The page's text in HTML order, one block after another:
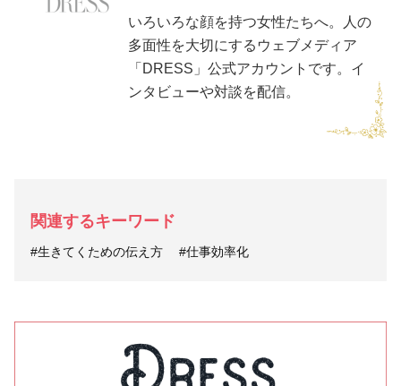
いろいろな顔を持つ女性たちへ。人の
多面性を大切にするウェブメディア
「DRESS」公式アカウントです。イ
ンタビューや対談を配信。
関連するキーワード
#生きてくための伝え方 #仕事効率化